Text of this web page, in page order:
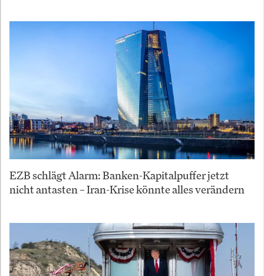
EZB schlägt Alarm: Banken-Kapitalpuffer jetzt
nicht antasten – Iran-Krise könnte alles verändern